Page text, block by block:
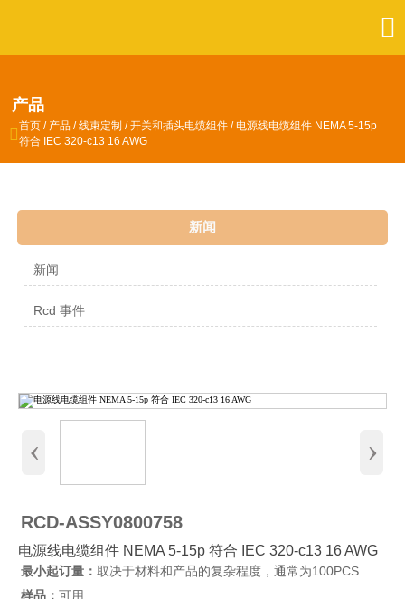

产品
 首页 / 产品 /线束定制 /开关和插头电缆组件 /电源线电缆组件 NEMA 5-15p
符合 IEC 320-c13 16 AWG
新闻
新闻
Rcd 事件
‹ ›
RCD-ASSY0800758
电源线电缆组件 NEMA 5-15p 符合 IEC 320-c13 16 AWG
最小起订量： 取决于材料和产品的复杂程度，通常为100PCS
样品： 可用